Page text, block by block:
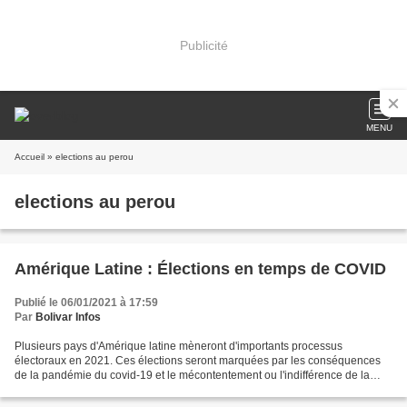
Publicité
MENU
Accueil » elections au perou
elections au perou
Amérique Latine : Élections en temps de COVID
Publié le 06/01/2021 à 17:59
Par Bolivar Infos
Plusieurs pays d'Amérique latine mèneront d'importants processus
électoraux en 2021. Ces élections seront marquées par les conséquences
de la pandémie du covid-19 et le mécontentement ou l'indifférence de la